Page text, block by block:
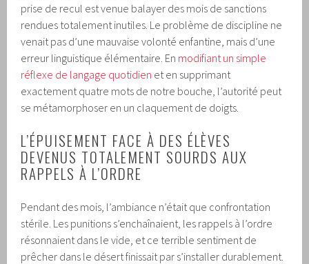
prise de recul est venue balayer des mois de sanctions
rendues totalement inutiles. Le problème de discipline ne
venait pas d’une mauvaise volonté enfantine, mais d’une
erreur linguistique élémentaire. En modifiant un simple
réflexe de langage quotidien et en supprimant
exactement quatre mots de notre bouche, l’autorité peut
se métamorphoser en un claquement de doigts.
L’ÉPUISEMENT FACE À DES ÉLÈVES
DEVENUS TOTALEMENT SOURDS AUX
RAPPELS À L’ORDRE
Pendant des mois, l’ambiance n’était que confrontation
stérile. Les punitions s’enchaînaient, les rappels à l’ordre
résonnaient dans le vide, et ce terrible sentiment de
prêcher dans le désert finissait par s’installer durablement.